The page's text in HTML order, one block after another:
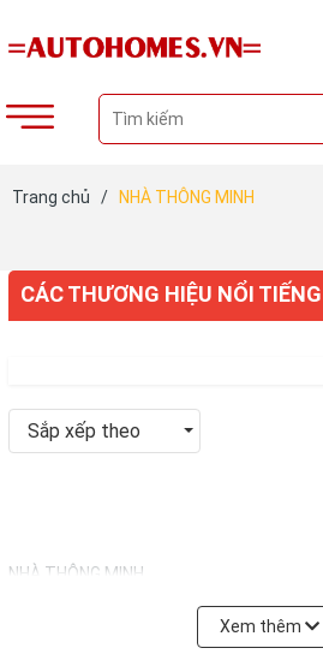
Trang chủ / NHÀ THÔNG MINH
CÁC THƯƠNG HIỆU NỔI TIẾNG
Sắp xếp theo
NHÀ THÔNG MINH
Xem thêm